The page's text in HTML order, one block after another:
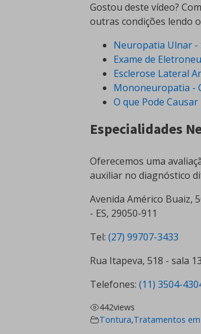
Gostou deste vídeo?
outras condições lendo
Neuropatia Ulnar -
Exame de
Esclerose Lateral
Mononeuropatia -
O que Pode
Especialidades
Oferecemos uma
auxiliar no diagnóstico
Avenida Américo Buaiz,
- ES, 29050-911
Tel: (27) 99707-3433
Rua Itapeva, 518 - sala
Telefones: (11) 3504-
442views
Tontura,Tratamentos